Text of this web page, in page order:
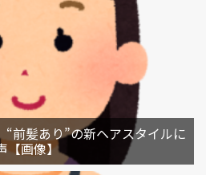
“前髪あり”の新ヘアスタイルに
【画像】